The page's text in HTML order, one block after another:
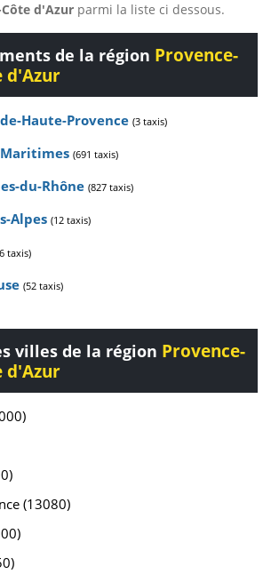
d'Azur parmi la liste ci dessous.
de la région Provence-
d'Azur
Haute-Provence (3 taxis)
(691 taxis)
du-Rhône (827 taxis)
Alpes (12 taxis)
taxis)
(52 taxis)
villes de la région Provence-
d'Azur
(13080)